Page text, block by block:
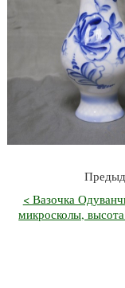
< Вазочка
микросколы,